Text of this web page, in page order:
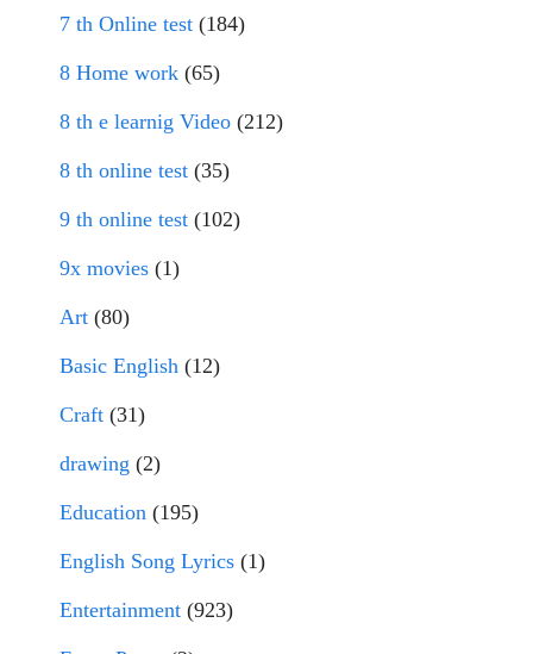
7 th Online test (184)
8 Home work (65)
8 th e learnig Video (212)
8 th online test (35)
9 th online test (102)
9x movies (1)
Art (80)
Basic English (12)
Craft (31)
drawing (2)
Education (195)
English Song Lyrics (1)
Entertainment (923)